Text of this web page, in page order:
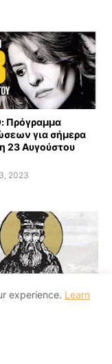
Πρόγραμμα
για σήμερα
23 Αυγούστου
2023
Πρόγραμμα
experience. Learn